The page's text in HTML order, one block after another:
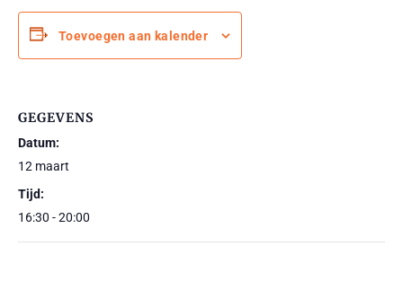
Toevoegen aan kalender
GEGEVENS
Datum:
12 maart
Tijd:
16:30 - 20:00